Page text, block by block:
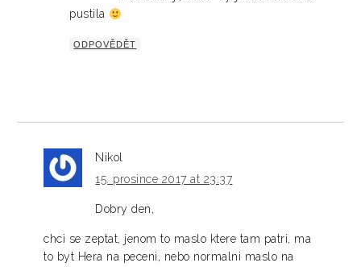
pustila
ODPOVĚDĚT
Nikol
15. prosince 2017 at 23:37
Dobry den,
chci se zeptat, jenom to maslo ktere tam patri, ma
to byt Hera na peceni, nebo normalni maslo na